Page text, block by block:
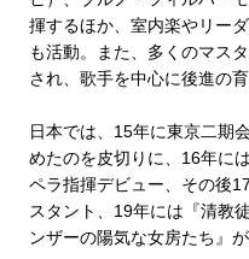
揮するほか、室内楽やリー
も活動。また、多くのマス
され、歌手を中心に後進の育
日本では、15年に東京二期
めたのを皮切りに、16年に
ペラ指揮デビュー、その後
スタント、19年には『清教
ンザーの陽気な女房たち』